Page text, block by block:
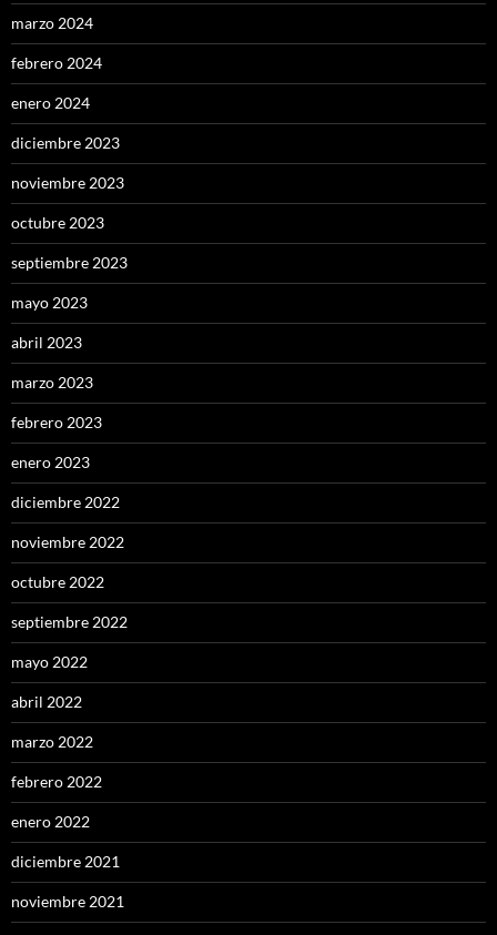
marzo 2024
febrero 2024
enero 2024
diciembre 2023
noviembre 2023
octubre 2023
septiembre 2023
mayo 2023
abril 2023
marzo 2023
febrero 2023
enero 2023
diciembre 2022
noviembre 2022
octubre 2022
septiembre 2022
mayo 2022
abril 2022
marzo 2022
febrero 2022
enero 2022
diciembre 2021
noviembre 2021